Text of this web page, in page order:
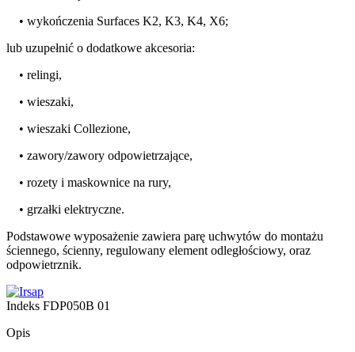
• wykończenia Surfaces K2, K3, K4, X6;
lub uzupełnić o dodatkowe akcesoria:
• relingi,
• wieszaki,
• wieszaki Collezione,
• zawory/zawory odpowietrzające,
• rozety i maskownice na rury,
• grzałki elektryczne.
Podstawowe wyposażenie zawiera parę uchwytów do montażu
ściennego, ścienny, regulowany element odległościowy, oraz
odpowietrznik.
Indeks FDP050B 01
Opis